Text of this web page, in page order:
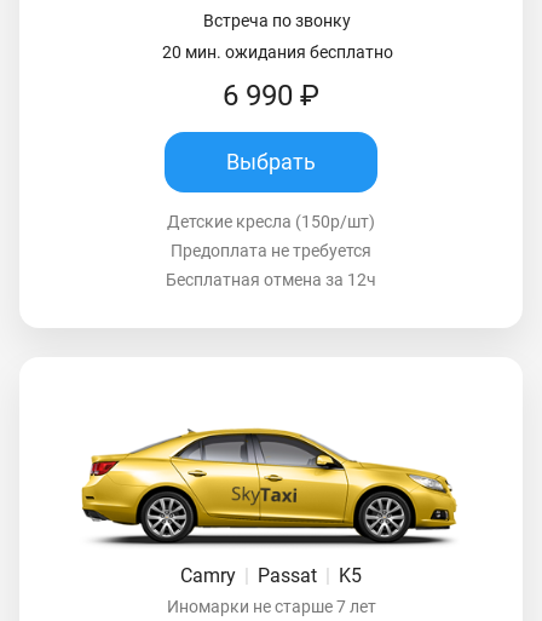
Встреча по звонку
20 мин. ожидания бесплатно
6 990 ₽
Выбрать
Детские кресла (150р/шт)
Предоплата не требуется
Бесплатная отмена за 12ч
Camry Passat K5
Иномарки не старше 7 лет